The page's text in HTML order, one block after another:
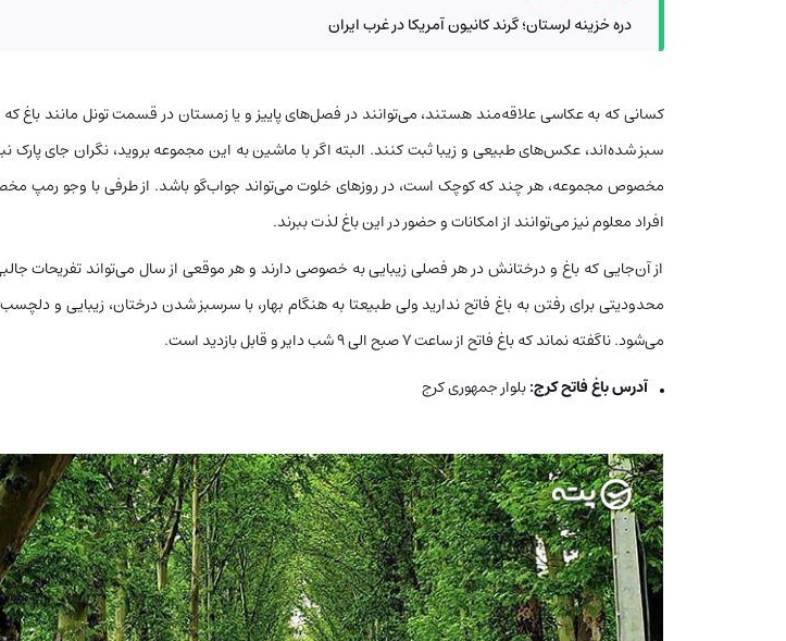
دره خزینه لرستان؛ گرند کانیون آمریکا در غرب ایران
کسانی که به عکاسی علاقه‌مند هستند، می‌توانند در فصل‌های پاییز و یا زمستان در قسمت‌ تونل مانند باغ که
سبز شده‌اند، عکس‌های طبیعی و زیبا ثبت کنند. البته اگر با ماشین به این مجموعه بروید، نگران جای پارک
مخصوص مجموعه، هر چند که کوچک است، در روزهای خلوت می‌تواند جواب‌گو باشد. از طرفی با وجو رمپ
افراد معلوم نیز می‌توانند از امکانات و حضور در این باغ لذت ببرند.
از آن‌جایی که باغ و درختانش در هر فصلی زیبایی به خصوصی دارند و هر موقعی از سال می‌تواند تفریحات
محدودیتی برای رفتن به باغ فاتح ندارید ولی طبيعتا به هنگام بهار، با سرسبز شدن درختان، زیبایی و
می‌شود. ناگفته نماند که باغ فاتح از ساعت ۷ صبح الی ۹ شب دایر و قابل بازدید است.
آدرس باغ فاتح کرج:بلوار جمهوری کرج